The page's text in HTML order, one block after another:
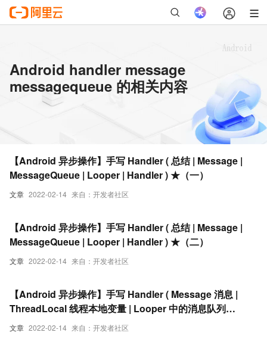
Android handler message
messagequeue 的相关内容
文章 2022-02-14 来自：开发者社区
【Android 异步操作】手写 Handler ( 总结 | Message |
MessageQueue | Looper | Handler ) ★（一）
文章 2022-02-14 来自：开发者社区
【Android 异步操作】手写 Handler ( 总结 | Message |
MessageQueue | Looper | Handler ) ★（二）
文章 2022-02-14 来自：开发者社区
【Android 异步操作】手写 Handler ( Message 消息 |
ThreadLocal 线程本地变量 | Looper 中的消息队列
MessageQueue )